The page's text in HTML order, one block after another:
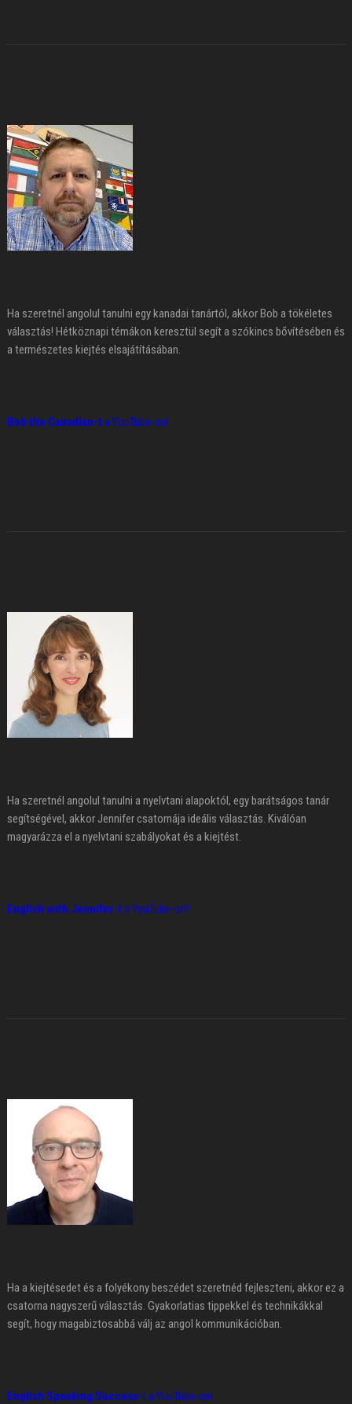
Ha szeretnél angolul tanulni egy kanadai tanártól, akkor Bob a tökéletes
választás! Hétköznapi témákon keresztül segít a szókincs bővítésében és
a természetes kiejtés elsajátításában.
Bob the Canadian-t a YouTube-on!
Ha szeretnél angolul tanulni a nyelvtani alapoktól, egy barátságos tanár
segítségével, akkor Jennifer csatornája ideális választás. Kiválóan
magyarázza el a nyelvtani szabályokat és a kiejtést.
English with Jennifer-t a YouTube-on!
Ha a kiejtésedet és a folyékony beszédet szeretnéd fejleszteni, akkor ez a
csatorna nagyszerű választás. Gyakorlatias tippekkel és technikákkal
segít, hogy magabiztosabbá válj az angol kommunikációban.
English Speaking Success-t a YouTube-on!